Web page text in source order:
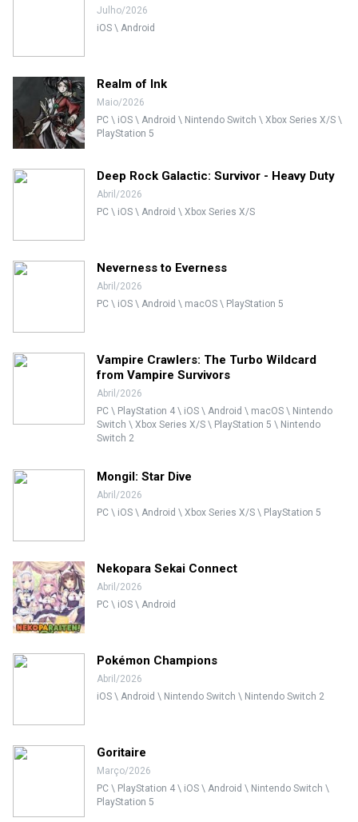
Julho/2026
iOS \ Android
Realm of Ink
Maio/2026
PC \ iOS \ Android \ Nintendo Switch \ Xbox Series X/S \
PlayStation 5
Deep Rock Galactic: Survivor - Heavy Duty
Abril/2026
PC \ iOS \ Android \ Xbox Series X/S
Neverness to Everness
Abril/2026
PC \ iOS \ Android \ macOS \ PlayStation 5
Vampire Crawlers: The Turbo Wildcard
from Vampire Survivors
Abril/2026
PC \ PlayStation 4 \ iOS \ Android \ macOS \ Nintendo
Switch \ Xbox Series X/S \ PlayStation 5 \ Nintendo
Switch 2
Mongil: Star Dive
Abril/2026
PC \ iOS \ Android \ Xbox Series X/S \ PlayStation 5
Nekopara Sekai Connect
Abril/2026
PC \ iOS \ Android
Pokémon Champions
Abril/2026
iOS \ Android \ Nintendo Switch \ Nintendo Switch 2
Goritaire
Março/2026
PC \ PlayStation 4 \ iOS \ Android \ Nintendo Switch \
PlayStation 5